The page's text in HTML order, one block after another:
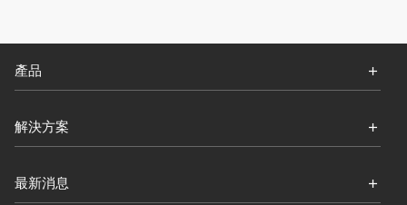
產品
解決方案
最新消息